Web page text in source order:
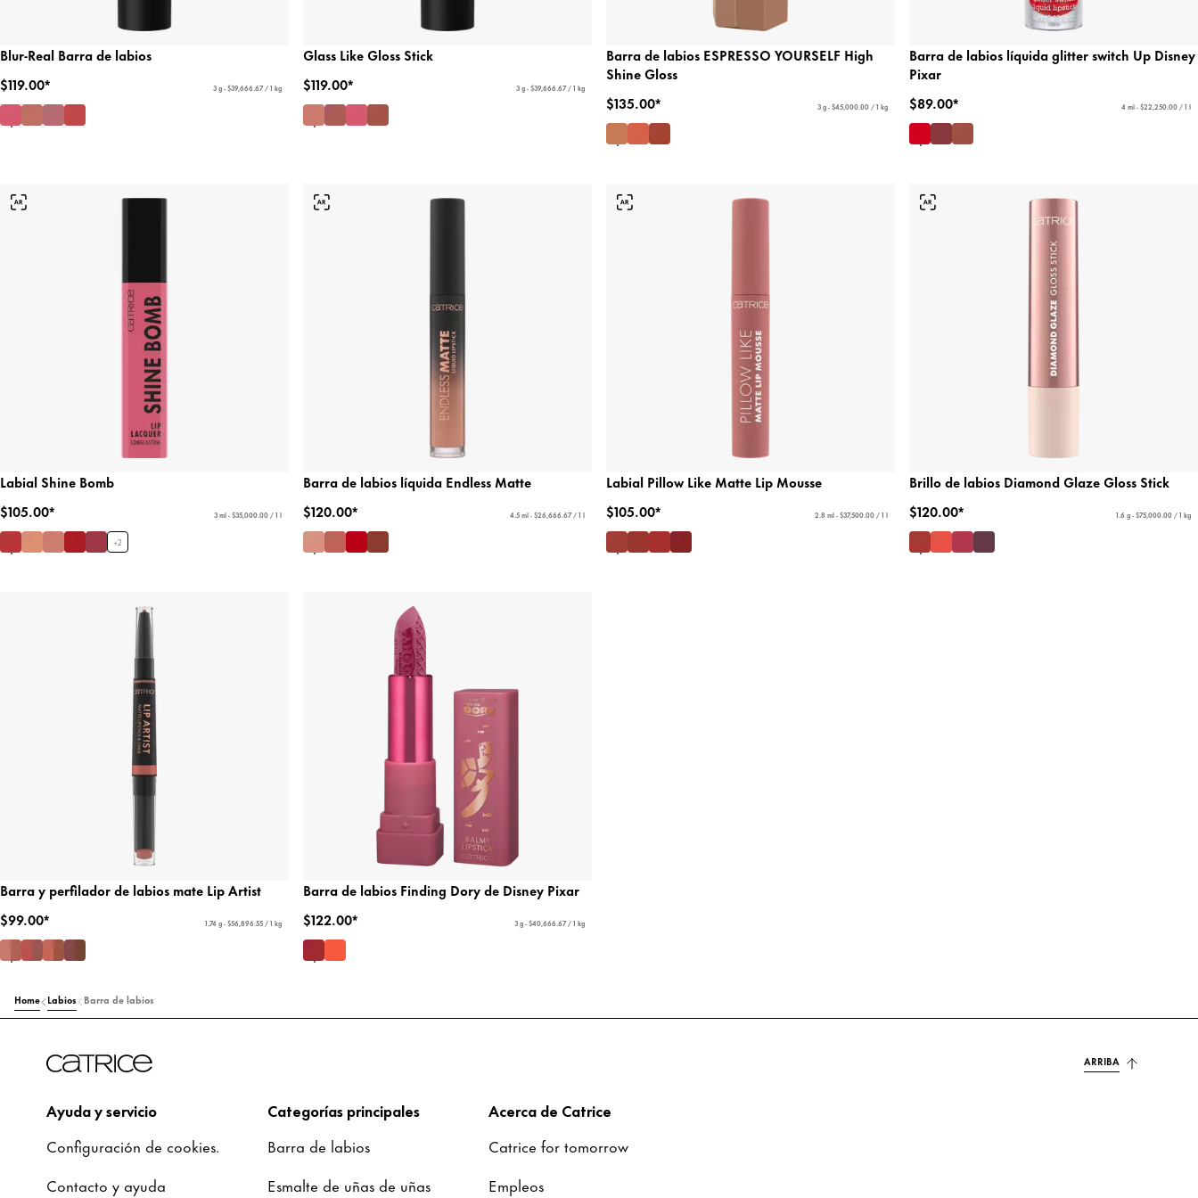
Blur-Real Barra de labios
$119.00*
3 g - $39,666.67 / 1 kg
Glass Like Gloss Stick
$119.00*
3 g - $39,666.67 / 1 kg
Barra de labios ESPRESSO YOURSELF High
Shine Gloss
$135.00*
3 g - $45,000.00 / 1 kg
Barra de labios líquida glitter switch Up Disney
Pixar
$89.00*
4 ml - $22,250.00 / 1 l
Labial Shine Bomb
$105.00*
3 ml - $35,000.00 / 1 l
+2
Barra de labios líquida Endless Matte
$120.00*
4.5 ml - $26,666.67 / 1 l
Labial Pillow Like Matte Lip Mousse
$105.00*
2.8 ml - $37,500.00 / 1 l
Brillo de labios Diamond Glaze Gloss Stick
$120.00*
1.6 g - $75,000.00 / 1 kg
Barra y perfilador de labios mate Lip Artist
$99.00*
1.74 g - $56,896.55 / 1 kg
Barra de labios Finding Dory de Disney Pixar
$122.00*
3 g - $40,666.67 / 1 kg
Home Labios Barra de labios
ARRIBA
Ayuda y servicio
Configuración de cookies.
Contacto y ayuda
Categorías principales
Barra de labios
Esmalte de uñas de uñas
Acerca de Catrice
Catrice for tomorrow
Empleos